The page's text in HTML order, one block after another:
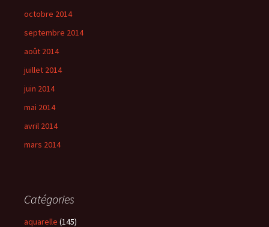
octobre 2014
septembre 2014
août 2014
juillet 2014
juin 2014
mai 2014
avril 2014
mars 2014
Catégories
aquarelle (145)